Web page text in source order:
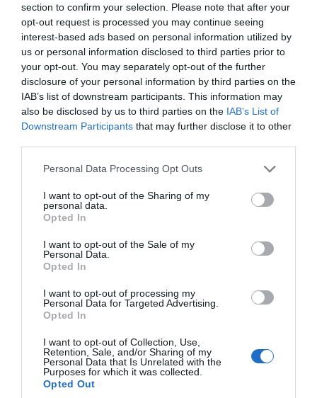
section to confirm your selection. Please note that after your
opt-out request is processed you may continue seeing
interest-based ads based on personal information utilized by
us or personal information disclosed to third parties prior to
your opt-out. You may separately opt-out of the further
disclosure of your personal information by third parties on the
IAB’s list of downstream participants. This information may
also be disclosed by us to third parties on the IAB’s List of
Downstream Participants that may further disclose it to other
Please note that this website/app uses one or more Google
not limited to your visit or usage behaviour. You may click to
grant or deny consent to Google and its third-party tags to
use your data for below specified purposes in below Google
consent section.
Personal Data Processing Opt Outs
I want to opt-out of the Sharing of my
personal data.
Opted In
I want to opt-out of the Sale of my
Personal Data.
Opted In
I want to opt-out of processing my
Personal Data for Targeted Advertising.
Opted In
I want to opt-out of Collection, Use,
Retention, Sale, and/or Sharing of my
Personal Data that Is Unrelated with the
Purposes for which it was collected.
Opted Out
un savoir-faire ancestral issu d’une tradition fermière
préservée. Élabores avec rigueur dans le respect des
gestes d’antan, ces produits régionaux sont l’expression
d’un terroir d’une grande générosité.
Toutes les informations et idées de dégustation
sur notre site
Crédits Photos : © Les petites douceurs de Cricri / Sea Wave-Fotolia
Tous droits de reproduction réservés